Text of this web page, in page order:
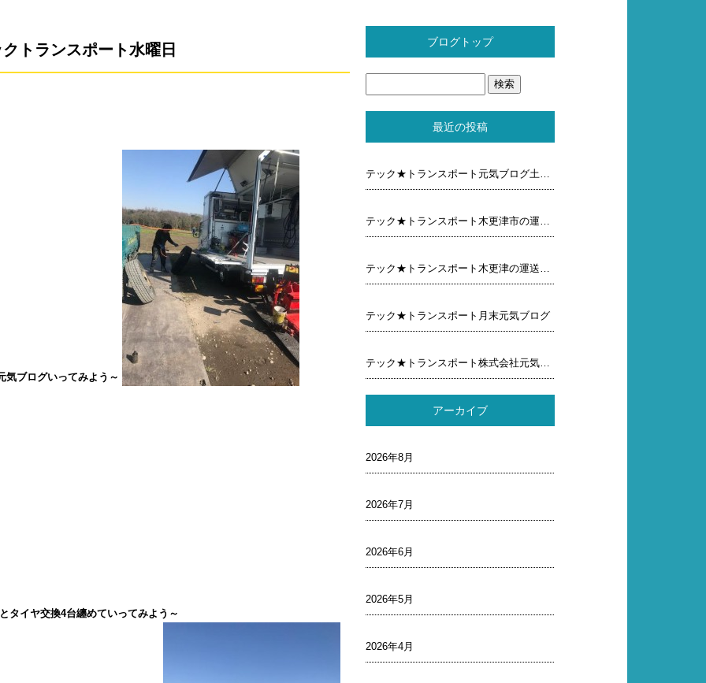
トランスポート水曜日
気ブログいってみよう～
タイヤ交換4台纏めていってみよう～
ブログトップ
最近の投稿
テック★トランスポート元気ブログ土曜日
テック★トランスポート木更津市の運送屋元気ブログ木曜 日
テック★トランスポート木更津の運送屋元気ブログ
テック★トランスポート月末元気ブログ
テック★トランスポート株式会社元気ブログ行ってみよう
アーカイブ
2026年8月
2026年7月
2026年6月
2026年5月
2026年4月